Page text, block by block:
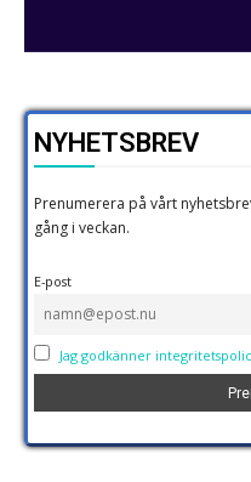
NYHETSBREV
Prenumerera på vårt
gång i veckan.
E-post
Jag godkänner